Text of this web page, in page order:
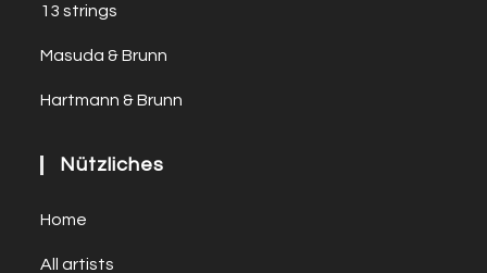
13 strings
Masuda & Brunn
Hartmann & Brunn
Nützliches
Home
All artists